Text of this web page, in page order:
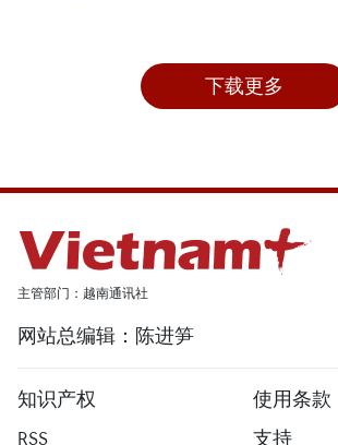
下载更多
主管部门：越南通讯社
网站总编辑：陈进笋
知识产权
使用条款
RSS
支持